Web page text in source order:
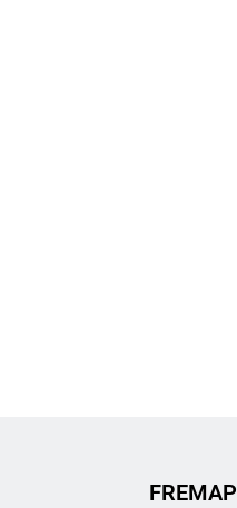
FREMAP